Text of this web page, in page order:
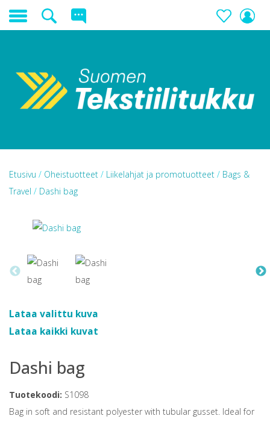
Etusivu / Oheistuotteet / Liikelahjat ja promotuotteet / Bags &
Travel / Dashi bag
Lataa valittu kuva
Lataa kaikki kuvat
Dashi bag
Tuotekoodi: S1098
Bag in soft and resistant polyester with tubular gusset. Ideal for